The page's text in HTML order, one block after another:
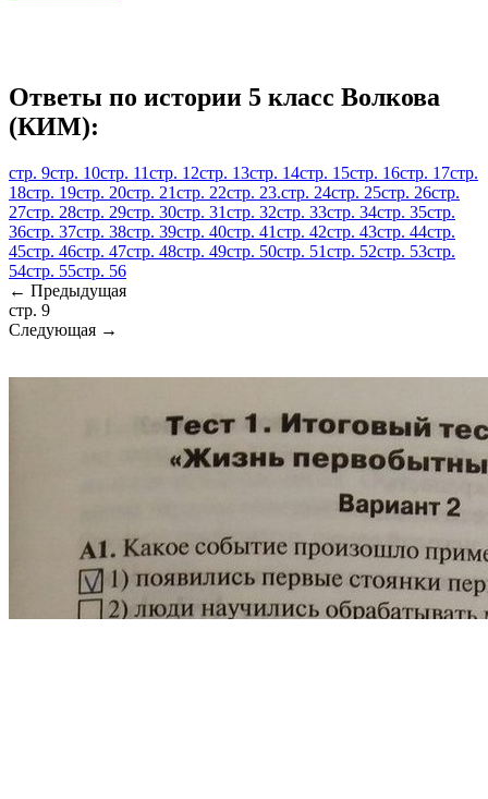
Ответы по истории 5 класс Волкова
(КИМ):
стр. 9стр. 10стр. 11стр. 12стр. 13стр. 14стр. 15стр. 16стр. 17стр.
18стр. 19стр. 20стр. 21стр. 22стр. 23.стр. 24стр. 25стр. 26стр.
27стр. 28стр. 29стр. 30стр. 31стр. 32стр. 33стр. 34стр. 35стр.
36стр. 37стр. 38стр. 39стр. 40стр. 41стр. 42стр. 43стр. 44стр.
45стр. 46стр. 47стр. 48стр. 49стр. 50стр. 51стр. 52стр. 53стр.
54стр. 55стр. 56
← Предыдущая
стр. 9
Следующая →